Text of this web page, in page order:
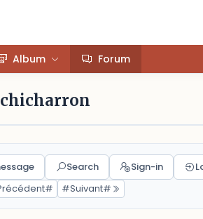
Album Forum
Search Sign-in
#Suivant#